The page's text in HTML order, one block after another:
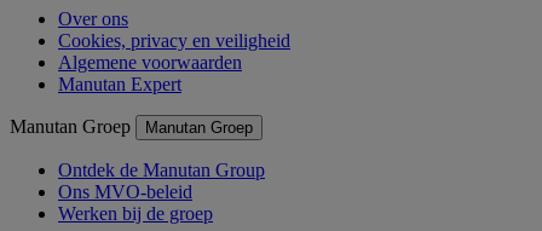
Over ons
Cookies, privacy en veiligheid
Algemene voorwaarden
Manutan Expert
Manutan Groep Manutan Groep
Ontdek de Manutan Group
Ons MVO-beleid
Werken bij de groep